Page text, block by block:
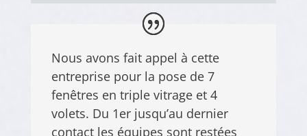
Nous avons fait appel à cette
entreprise pour la pose de 7
fenêtres en triple vitrage et 4
volets. Du 1er jusqu’au dernier
contact les équipes sont restées